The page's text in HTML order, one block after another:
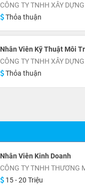
CÔNG TY TNHH XÂY
Thỏa thuận
Nhân Viên Kỹ Thuật Môi
CÔNG TY TNHH XÂY
Thỏa thuận
Nhân Viên Kinh Doanh
CÔNG TY TNHH THƯƠNG
15 - 20 Triệu